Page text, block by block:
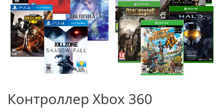
Контроллер Xbox 360